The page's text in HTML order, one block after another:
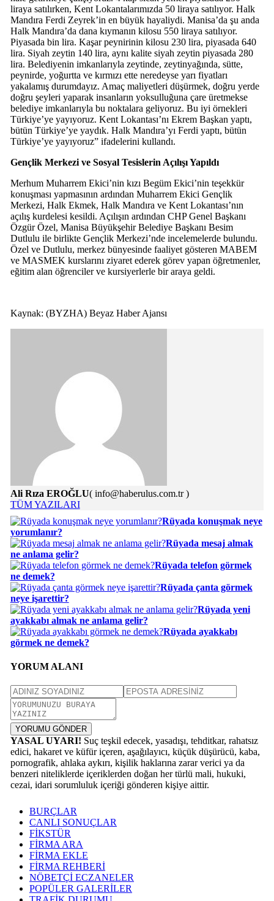
liraya satılırken, Kent Lokantalarımızda 50 liraya satılıyor. Halk
Mandıra Ferdi Zeyrek’in en büyük hayaliydi. Manisa’da şu anda
Halk Mandıra’da dana kıymanın kilosu 550 liraya satılıyor.
Piyasada bin lira. Kaşar peynirinin kilosu 230 lira, piyasada 640
lira. Siyah zeytin 140 lira, aynı kalite siyah zeytin piyasada 280
lira. Belediyenin imkanlarıyla zeytinde, zeytinyağında, sütte,
peynirde, yoğurtta ve kırmızı ette neredeyse yarı fiyatları
yakalamış durumdayız. Amaç maliyetleri düşürmek, doğru yerde
doğru şeyleri yaparak insanların yoksulluğuna çare üretmekse
belediye imkanlarıyla bu noktalara geliyoruz. Bu iyi örnekleri
Türkiye’ye yayıyoruz. Kent Lokantası’nı Ekrem Başkan yaptı,
bütün Türkiye’ye yaydık. Halk Mandıra’yı Ferdi yaptı, bütün
Türkiye’ye yayıyoruz” ifadelerini kullandı.
Gençlik Merkezi ve Sosyal Tesislerin Açılışı Yapıldı
Merhum Muharrem Ekici’nin kızı Begüm Ekici’nin teşekkür
konuşması yapmasının ardından Muharrem Ekici Gençlik
Merkezi, Halk Ekmek, Halk Mandıra ve Kent Lokantası’nın
açılış kurdelesi kesildi. Açılışın ardından CHP Genel Başkanı
Özgür Özel, Manisa Büyükşehir Belediye Başkanı Besim
Dutlulu ile birlikte Gençlik Merkezi’nde incelemelerde bulundu.
Özel ve Dutlulu, merkez bünyesinde faaliyet gösteren MABEM
ve MASMEK kurslarını ziyaret ederek görev yapan öğretmenler,
eğitim alan öğrenciler ve kursiyerlerle bir araya geldi.
Kaynak: (BYZHA) Beyaz Haber Ajansı
Ali Rıza EROĞLU( info@haberulus.com.tr )
TÜM YAZILARI
Rüyada konuşmak neye
yorumlanır?
Rüyada mesaj almak
ne anlama gelir?
Rüyada telefon görmek
ne demek?
Rüyada çanta görmek
neye işarettir?
Rüyada yeni
ayakkabı almak ne anlama gelir?
Rüyada ayakkabı
görmek ne demek?
YORUM ALANI
YORUMU GÖNDER
YASAL UYARI! Suç teşkil edecek, yasadışı, tehditkar, rahatsız
edici, hakaret ve küfür içeren, aşağılayıcı, küçük düşürücü, kaba,
pornografik, ahlaka aykırı, kişilik haklarına zarar verici ya da
benzeri niteliklerde içeriklerden doğan her türlü mali, hukuki,
cezai, idari sorumluluk içeriği gönderen kişiye aittir.
BURÇLAR
CANLI SONUÇLAR
FİKSTÜR
FİRMA ARA
FİRMA EKLE
FİRMA REHBERİ
NÖBETÇİ ECZANELER
POPÜLER GALERİLER